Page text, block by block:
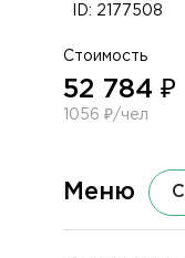
ID: 2177508
Стоимость
52 784 ₽
1056 ₽/чел
Меню